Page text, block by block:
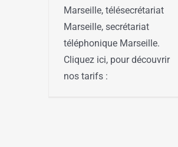
Marseille, télésecrétariat
Marseille, secrétariat
téléphonique Marseille.
Cliquez ici, pour découvrir
nos tarifs :